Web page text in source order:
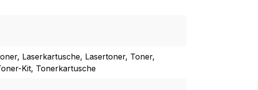
Laserkartusche, Lasertoner, Toner,
Kit, Tonerkartusche